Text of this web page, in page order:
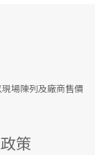
場陳列及廠商售價
策